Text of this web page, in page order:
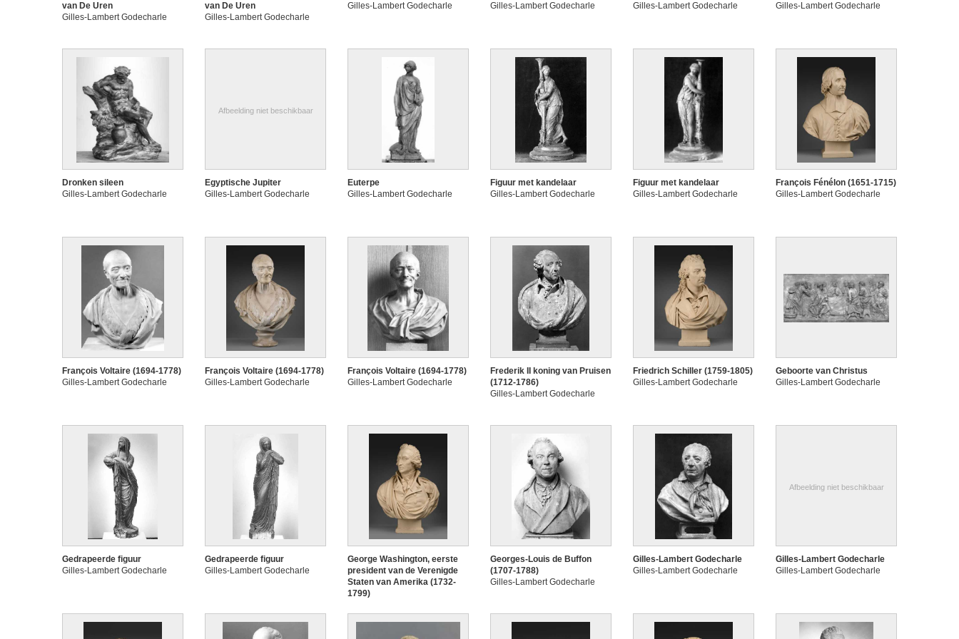
van De Uren
Gilles-Lambert Godecharle
van De Uren
Gilles-Lambert Godecharle
Gilles-Lambert Godecharle
Gilles-Lambert Godecharle
Gilles-Lambert Godecharle
Gilles-Lambert Godecharle
Dronken sileen
Gilles-Lambert Godecharle
Afbeelding niet beschikbaar
Egyptische Jupiter
Gilles-Lambert Godecharle
Euterpe
Gilles-Lambert Godecharle
Figuur met kandelaar
Gilles-Lambert Godecharle
Figuur met kandelaar
Gilles-Lambert Godecharle
François Fénélon (1651-1715)
Gilles-Lambert Godecharle
François Voltaire (1694-1778)
Gilles-Lambert Godecharle
François Voltaire (1694-1778)
Gilles-Lambert Godecharle
François Voltaire (1694-1778)
Gilles-Lambert Godecharle
Frederik II koning van Pruisen
(1712-1786)
Gilles-Lambert Godecharle
Friedrich Schiller (1759-1805)
Gilles-Lambert Godecharle
Geboorte van Christus
Gilles-Lambert Godecharle
Gedrapeerde figuur
Gilles-Lambert Godecharle
Gedrapeerde figuur
Gilles-Lambert Godecharle
George Washington, eerste
president van de Verenigde
Staten van Amerika (1732-
1799)
Georges-Louis de Buffon
(1707-1788)
Gilles-Lambert Godecharle
Gilles-Lambert Godecharle
Gilles-Lambert Godecharle
Afbeelding niet beschikbaar
Gilles-Lambert Godecharle
Gilles-Lambert Godecharle